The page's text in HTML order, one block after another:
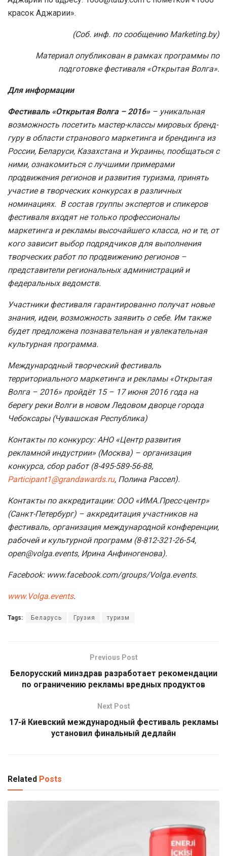
красок Аджарии».
(Соб. инф. по сообщению Marketing.by)
Материал опубликован в рамках программы по
подготовке фестиваля «Открытая Волга».
Для информации
Фестиваль «Открытая Волга – 2016»– уникальная
возможность посетить мастер-классы мировых бренд-
гуру в области странового маркетинга и брендинга из
России, Беларуси, Казахстана и Украины, пообщаться с
ними, ознакомиться с лучшими примерами
продвижения регионов и развития туризма, принять
участие в творческих конкурсах в различных
номинациях. В состав группы экспертов и спикеров
фестиваля входят не только профессионалы
маркетинга и рекламы высочайшего класса, но и те, от
кого зависит выбор подрядчиков для выполнения
творческих работ по продвижению регионов –
представители региональных администраций и
федеральных ведомств.
Участники фестиваля гарантированно получат новые
знания, идеи, возможность заявить о себе. Им также
будет предложена познавательная и увлекательная
культурная программа.
Международный творческий фестиваль
территориального маркетинга и рекламы «Открытая
Волга – 2016» пройдёт 15 – 17 июня 2016 года на
берегу реки Волги в новом Ледовом дворце города
Чебоксары (Чувашская Республика)
Контакты по конкурсу: АНО «Центр развития
рекламной индустрии» (Москва) – организация
конкурса, сбор работ (8-495-589-56-88,
Participant1@grandawards.ru, Полина Рассел).
Контакты по аккредитации: ООО «ИМА.Пресс­-центр»
(Санкт­-Петербург) – ­аккредитация участников на
фестиваль, организация международной конференции,
рабочей и культурной программ (8-812-321-26-54,
open@volga.events, Ирина Анфиногенова).
Facebook: www.facebook.com/groups/Volga.events.
www.Volga.events.
Tags: Беларусь Грузия туризм
Previous Post
Белорусский минздрав разработает рекомендации
по ограничению рекламы вредных продуктов
Next Post
17-й Киевский международный фестиваль рекламы
установил финальный дедлайн
Related Posts